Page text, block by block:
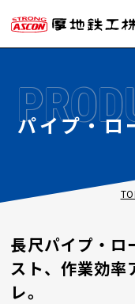
パイプ・ロ
長尺パイプ・ロ
スト、作業効率
レ。